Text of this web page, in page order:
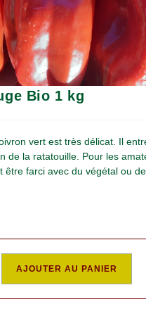
Bio 1 kg
vert est très délicat. Il
de la ratatouille. Pour les
être farci avec du végétal ou
AJOUTER AU PANIER